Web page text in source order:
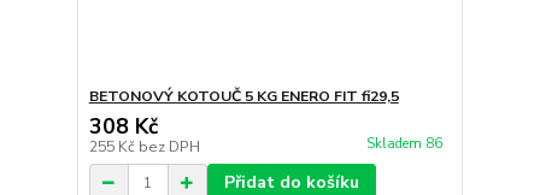
BETONOVÝ KOTOUČ 5 KG ENERO FIT fi29,5
308 Kč
255 Kč bez DPH Skladem 86
Přidat do košíku